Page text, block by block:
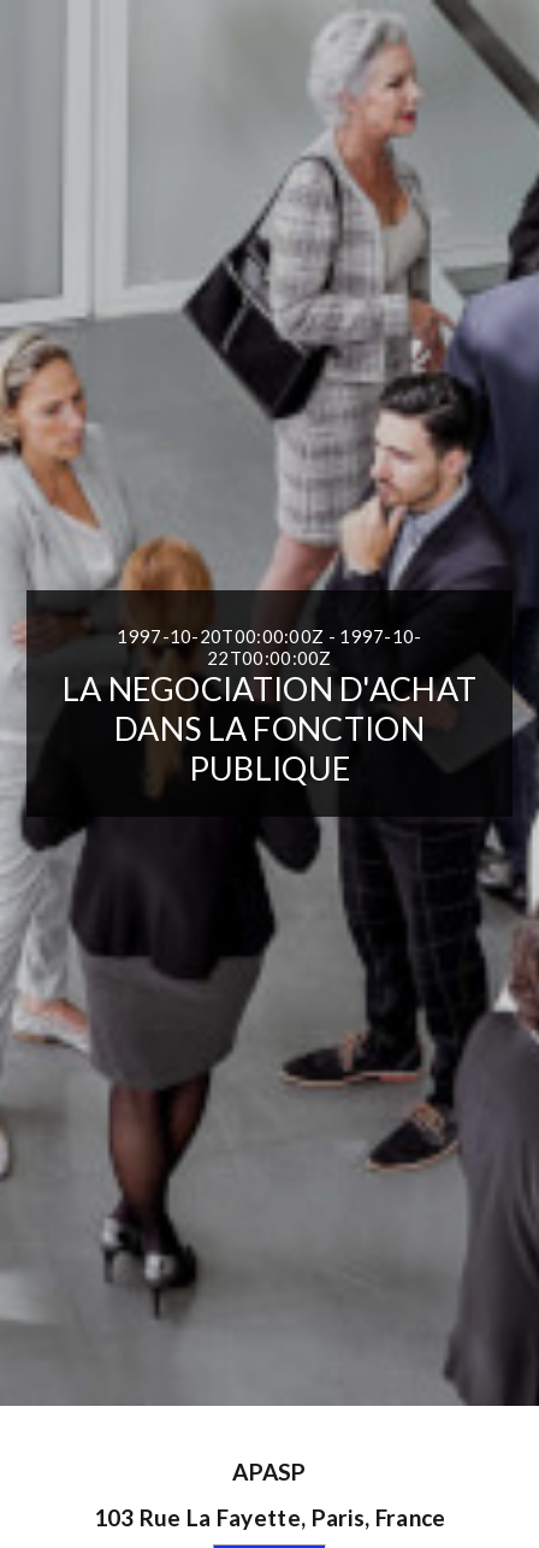
1997-10-20T00:00:00Z - 1997-10-
22T00:00:00Z
LA NEGOCIATION D'ACHAT
DANS LA FONCTION
PUBLIQUE
APASP
103 Rue La Fayette, Paris, France